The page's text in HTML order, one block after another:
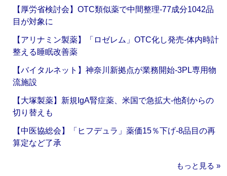
【厚労省検討会】OTC類似薬で中間整理‐77成分1042品
目が対象に
【アリナミン製薬】「ロゼレム」OTC化し発売‐体内時計
整える睡眠改善薬
【バイタルネット】神奈川新拠点が業務開始‐3PL専用物
流施設
【大塚製薬】新規IgA腎症薬、米国で急拡大‐他剤からの
切り替えも
【中医協総会】「ヒフデュラ」薬価15％下げ‐8品目の再
算定など了承
もっと見る »